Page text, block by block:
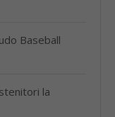
Baseball
la